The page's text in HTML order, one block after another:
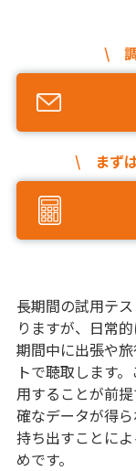
\ 調
\ まず
長期間の試用テ
りますが、日常
期間中に出張や
トで聴取します
用することが前
確なデータが得
持ち出すことに
めです。